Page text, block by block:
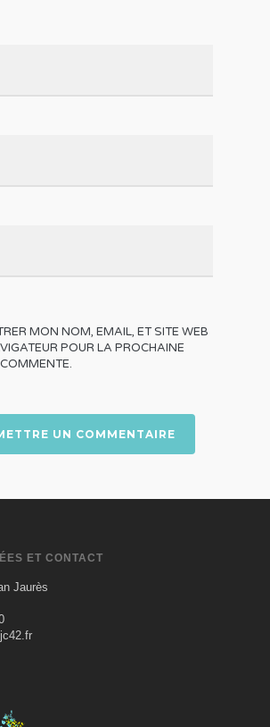
MON NOM, EMAIL, ET SITE WEB
POUR LA PROCHAINE
ET CONTACT
Jaurès